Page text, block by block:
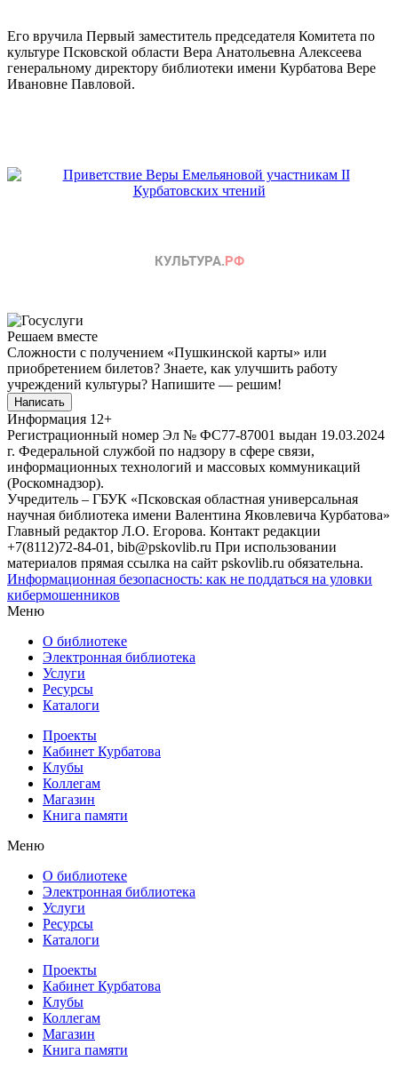
Его вручила Первый заместитель председателя Комитета по
культуре Псковской области Вера Анатольевна Алексеева
генеральному директору библиотеки имени Курбатова Вере
Ивановне Павловой.
Решаем вместе
Сложности с получением «Пушкинской карты» или
приобретением билетов? Знаете, как улучшить работу
учреждений культуры? Напишите — решим!
Написать
Информация 12+
Регистрационный номер Эл № ФС77-87001 выдан 19.03.2024
г. Федеральной службой по надзору в сфере связи,
информационных технологий и массовых коммуникаций
(Роскомнадзор).
Учредитель – ГБУК «Псковская областная универсальная
научная библиотека имени Валентина Яковлевича Курбатова»
Главный редактор Л.О. Егорова. Контакт редакции
+7(8112)72-84-01, bib@pskovlib.ru При использовании
материалов прямая ссылка на сайт pskovlib.ru обязательна.
Информационная безопасность: как не поддаться на уловки
кибермошенников
Меню
О библиотеке
Электронная библиотека
Услуги
Ресурсы
Каталоги
Проекты
Кабинет Курбатова
Клубы
Коллегам
Магазин
Книга памяти
Меню
О библиотеке
Электронная библиотека
Услуги
Ресурсы
Каталоги
Проекты
Кабинет Курбатова
Клубы
Коллегам
Магазин
Книга памяти